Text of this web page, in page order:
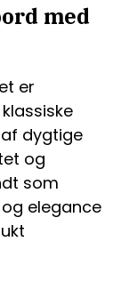
med
er
dygtige
og
som
elegance